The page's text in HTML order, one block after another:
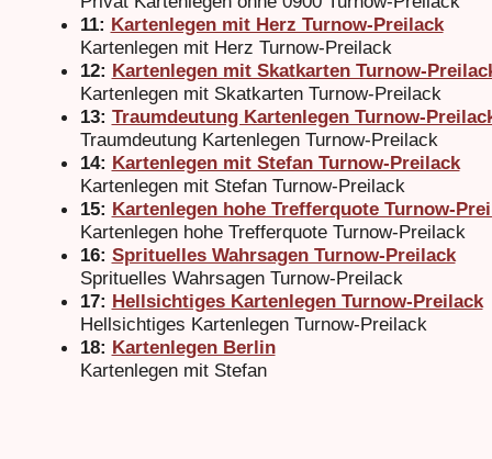
11: Kartenlegen mit Herz Turnow-Preilack
Kartenlegen mit Herz Turnow-Preilack
12: Kartenlegen mit Skatkarten Turnow-
Kartenlegen mit Skatkarten Turnow-Preilack
13: Traumdeutung Kartenlegen Turnow-
Traumdeutung Kartenlegen Turnow-Preilack
14: Kartenlegen mit Stefan Turnow-Preilack
Kartenlegen mit Stefan Turnow-Preilack
15: Kartenlegen hohe Trefferquote Turnow-
Kartenlegen hohe Trefferquote Turnow-Preilack
16: Sprituelles Wahrsagen Turnow-Preilack
Sprituelles Wahrsagen Turnow-Preilack
17: Hellsichtiges Kartenlegen Turnow-Preilack
Hellsichtiges Kartenlegen Turnow-Preilack
18: Kartenlegen Berlin
Kartenlegen mit Stefan